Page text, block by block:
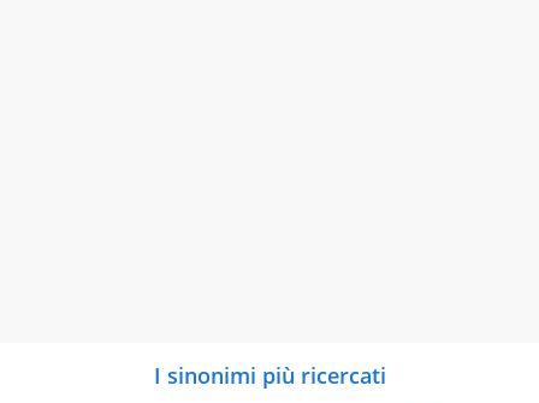
I sinonimi più ricercati